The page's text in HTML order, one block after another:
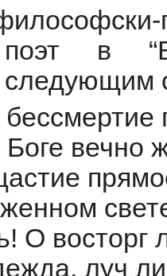
поэт в
следующим
вечно
О восторг
луч